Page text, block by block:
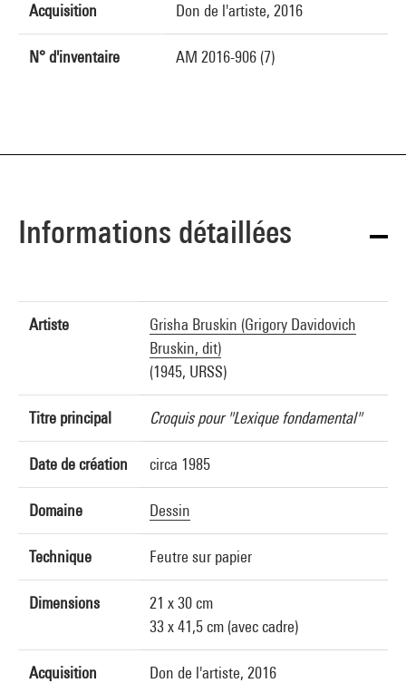
Acquisition Don de l'artiste, 2016
N° d'inventaire AM 2016-906 (7)
Informations détaillées
Artiste
Grisha Bruskin (Grigory Davidovich
Bruskin, dit)
(1945, URSS)
Titre principal Croquis pour "Lexique fondamental"
Date de création circa 1985
Domaine Dessin
Technique Feutre sur papier
Dimensions
21 x 30 cm
33 x 41,5 cm (avec cadre)
Acquisition Don de l'artiste, 2016